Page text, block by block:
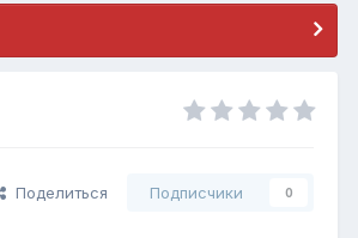
Поделиться Подписчики 0